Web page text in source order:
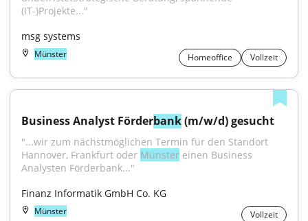
(IT-)Projekte..."
msg systems
Münster Homeoffice Vollzeit
Business Analyst Förderbank (m/w/d) gesucht
"...wir zum nächstmöglichen Termin für den Standort
Hannover, Frankfurt oder Münster einen Business
Analysten Förderbank..."
Finanz Informatik GmbH Co. KG
Münster Vollzeit